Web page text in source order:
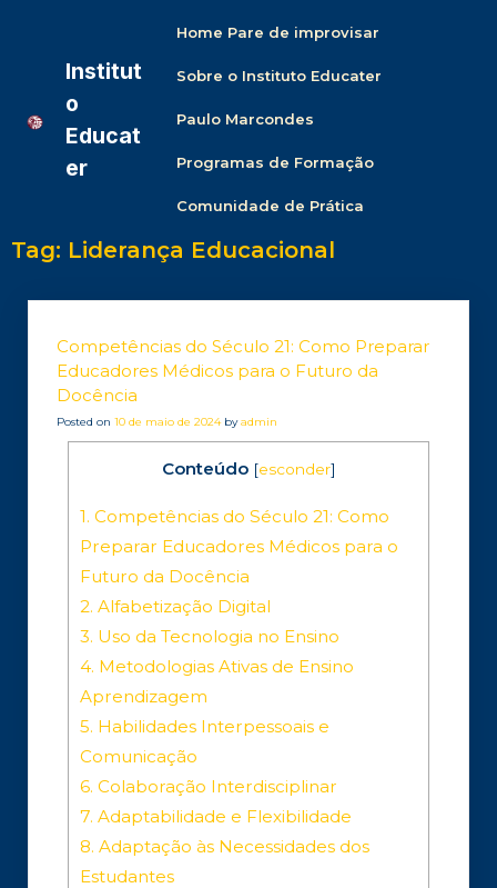
Institut
o
Educat
er
Home Pare de improvisar
Sobre o Instituto Educater
Paulo Marcondes
Programas de Formação
Comunidade de Prática
Tag: Liderança Educacional
Competências do Século 21: Como Preparar
Educadores Médicos para o Futuro da
Docência
Posted on 10 de maio de 2024byadmin
Conteúdo [esconder]
1. Competências do Século 21: Como
Preparar Educadores Médicos para o
Futuro da Docência
2. Alfabetização Digital
3. Uso da Tecnologia no Ensino
4. Metodologias Ativas de Ensino
Aprendizagem
5. Habilidades Interpessoais e
Comunicação
6. Colaboração Interdisciplinar
7. Adaptabilidade e Flexibilidade
8. Adaptação às Necessidades dos
Estudantes